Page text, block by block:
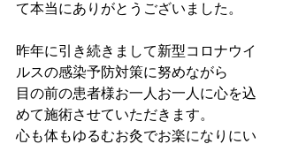
て本当にありがとうございました。
昨年に引き続きまして新型コロナウイ
ルスの感染予防対策に努めながら
目の前の患者様お一人お一人に心を込
めて施術させていただきます。
心も体もゆるむお灸でお楽になりにい